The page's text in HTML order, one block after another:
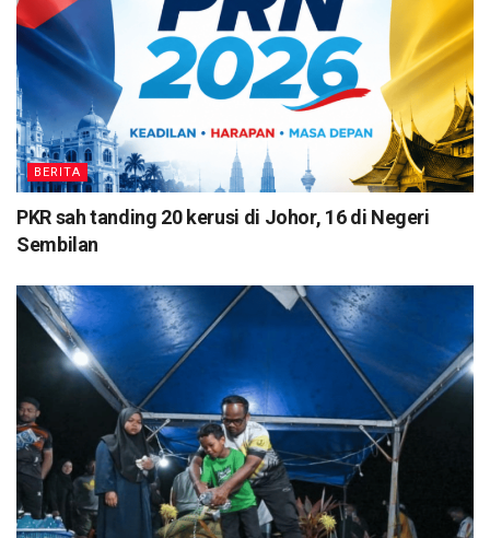
BERITA
PKR sah tanding 20 kerusi di Johor, 16 di Negeri
Sembilan